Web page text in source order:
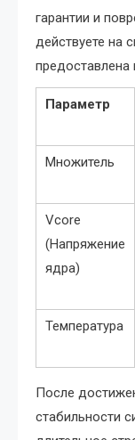
гарантии и
действуете на
предоставлена
Параметр
Множитель
Vcore
(Напряжение
ядра)
Температура
После
стабильности